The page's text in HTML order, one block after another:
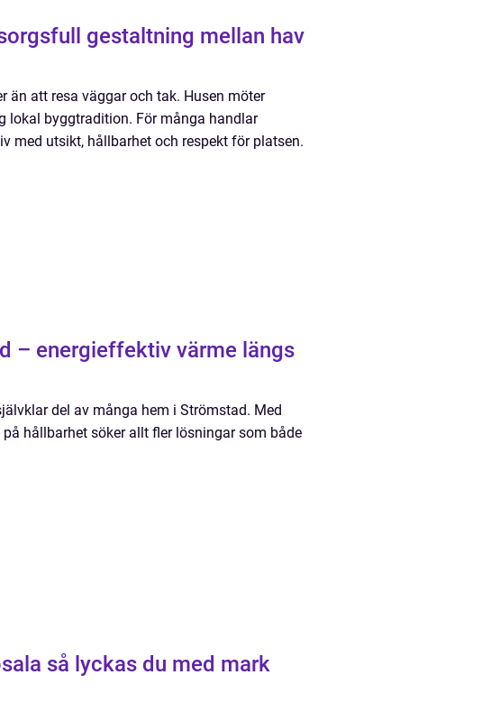
än att resa väggar och tak. Husen möter
lokal byggtradition. För många handlar
med utsikt, hållbarhet och respekt för platsen.
– energieffektiv värme längs
del av många hem i Strömstad. Med
hållbarhet söker allt fler lösningar som både
mark